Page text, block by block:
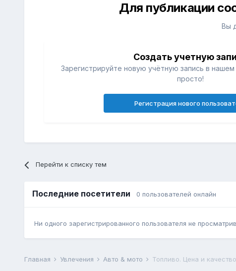
Для публикации
Вы
Создать учетную
Зарегистрируйте новую учётную запись в
просто!
Регистрация нового
Перейти к списку тем
Последние посетители 0 пользователей онлайн
Ни одного зарегистрированного пользователя не
Главная Увлечения Авто & мото Топливо. Цена и